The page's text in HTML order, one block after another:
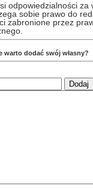
odpowiedzialności
sobie prawo do
zabronione przez
warto dodać swój własny?